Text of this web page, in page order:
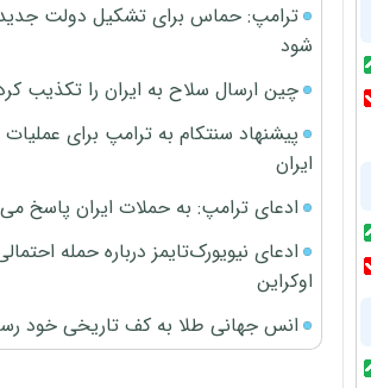
ترامپ: حماس برای تشکیل دولت جدید
شود
چین ارسال سلاح به ایران را تکذیب
پیشنهاد سنتکام به ترامپ برای
ایران
ادعای ترامپ: به حملات ایران پاسخ
ادعای نیویورک‌تایمز درباره حمله
اوکراین
انس جهانی طلا به کف تاریخی خود